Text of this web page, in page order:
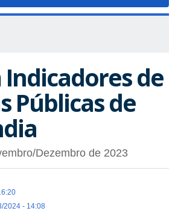
de
Públicas de
Dezembro de 2023
2024 - 14:08